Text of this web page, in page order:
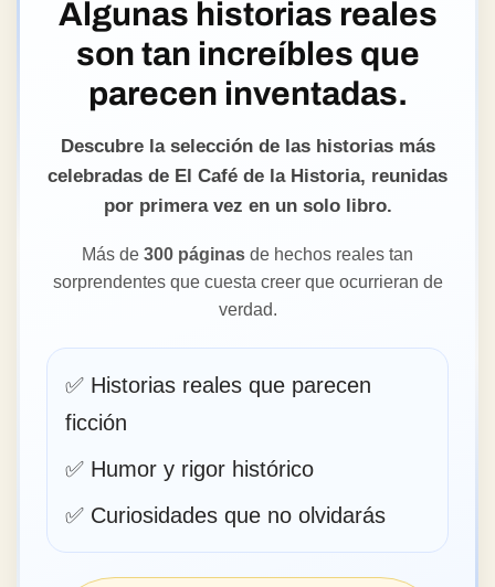
Algunas historias reales
son tan increíbles que
parecen inventadas.
Descubre la selección de las historias más
celebradas de El Café de la Historia, reunidas
por primera vez en un solo libro.
Más de 300 páginas de hechos reales tan
sorprendentes que cuesta creer que ocurrieran de
verdad.
✅ Historias reales que parecen
ficción
✅ Humor y rigor histórico
✅ Curiosidades que no olvidarás